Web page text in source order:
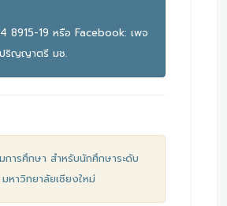
8915-19 หรือ Facebook: เพจ
ปริญญาตรี มช.
การศึกษา สำหรับนักศึกษาระดับ
าวิทยาลัยเชียงใหม่